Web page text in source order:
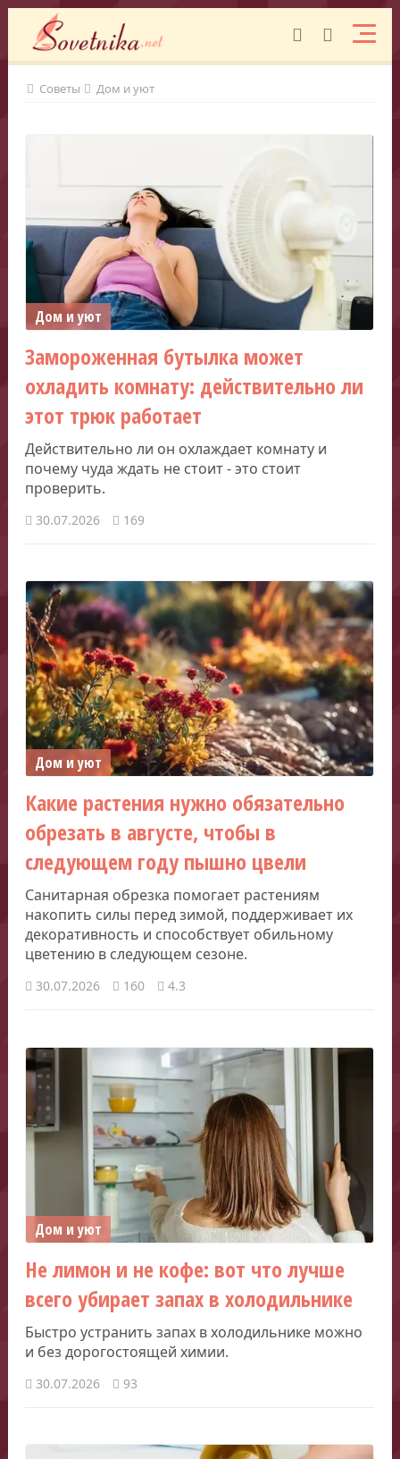
Советы Дом и уют
Дом и уют
Замороженная бутылка может
охладить комнату: действительно ли
этот трюк работает
Действительно ли он охлаждает комнату и
почему чуда ждать не стоит - это стоит
проверить.
30.07.2026 169
Дом и уют
Какие растения нужно обязательно
обрезать в августе, чтобы в
следующем году пышно цвели
Санитарная обрезка помогает растениям
накопить силы перед зимой, поддерживает их
декоративность и способствует обильному
цветению в следующем сезоне.
30.07.2026 160 4.3
Дом и уют
Не лимон и не кофе: вот что лучше
всего убирает запах в холодильнике
Быстро устранить запах в холодильнике можно
и без дорогостоящей химии.
30.07.2026 93